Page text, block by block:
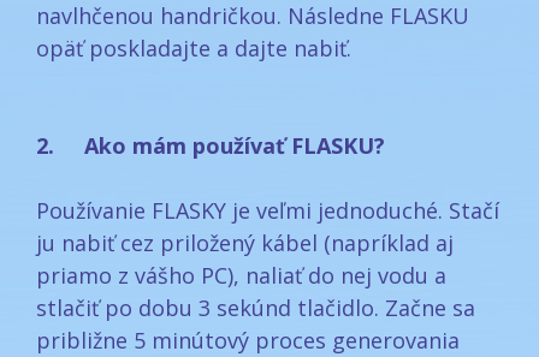
navlhčenou handričkou. Následne FLASKU
opäť poskladajte a dajte nabiť.
2. Ako mám používať FLASKU?
Používanie FLASKY je veľmi jednoduché. Stačí
ju nabiť cez priložený kábel (napríklad aj
priamo z vášho PC), naliať do nej vodu a
stlačiť po dobu 3 sekúnd tlačidlo. Začne sa
približne 5 minútový proces generovania